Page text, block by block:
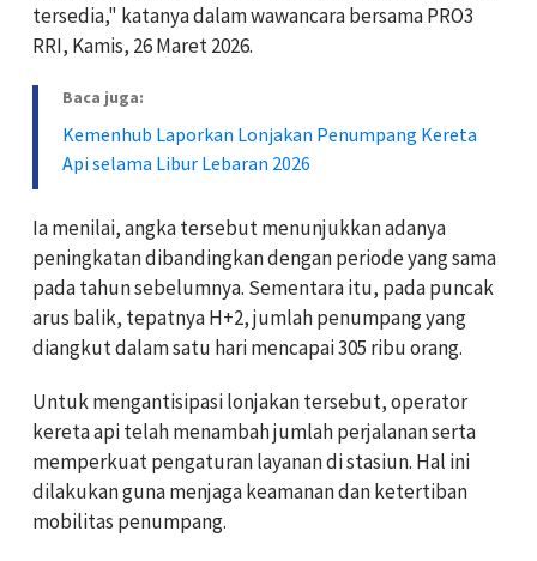
tersedia," katanya dalam wawancara bersama PRO3
RRI, Kamis, 26 Maret 2026.
Baca juga:
Kemenhub Laporkan Lonjakan Penumpang Kereta
Api selama Libur Lebaran 2026
Ia menilai, angka tersebut menunjukkan adanya
peningkatan dibandingkan dengan periode yang sama
pada tahun sebelumnya. Sementara itu, pada puncak
arus balik, tepatnya H+2, jumlah penumpang yang
diangkut dalam satu hari mencapai 305 ribu orang.
Untuk mengantisipasi lonjakan tersebut, operator
kereta api telah menambah jumlah perjalanan serta
memperkuat pengaturan layanan di stasiun. Hal ini
dilakukan guna menjaga keamanan dan ketertiban
mobilitas penumpang.